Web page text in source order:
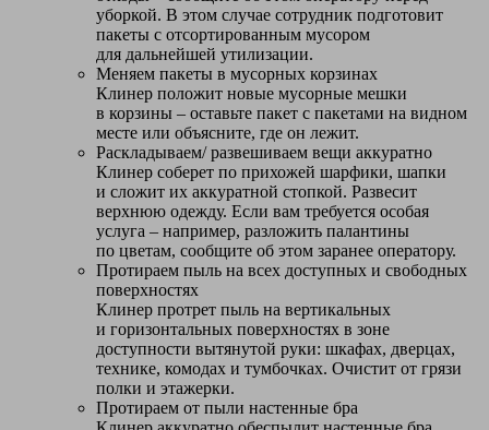
уборкой. В этом случае сотрудник подготовит
пакеты с отсортированным мусором
для дальнейшей утилизации.
Меняем пакеты в мусорных корзинах
Клинер положит новые мусорные мешки
в корзины – оставьте пакет с пакетами на видном
месте или объясните, где он лежит.
Раскладываем/ развешиваем вещи аккуратно
Клинер соберет по прихожей шарфики, шапки
и сложит их аккуратной стопкой. Развесит
верхнюю одежду. Если вам требуется особая
услуга – например, разложить палантины
по цветам, сообщите об этом заранее оператору.
Протираем пыль на всех доступных и свободных
поверхностях
Клинер протрет пыль на вертикальных
и горизонтальных поверхностях в зоне
доступности вытянутой руки: шкафах, дверцах,
технике, комодах и тумбочках. Очистит от грязи
полки и этажерки.
Протираем от пыли настенные бра